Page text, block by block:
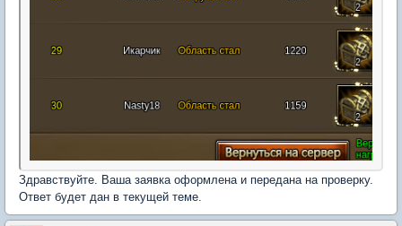
Здравствуйте. Ваша заявка оформлена и передана на проверку.
Ответ будет дан в текущей теме.